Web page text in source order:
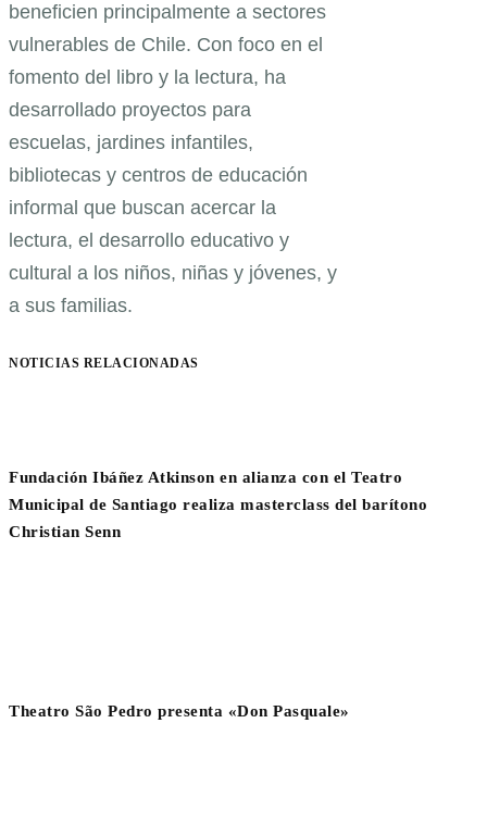
beneficien principalmente a sectores
vulnerables de Chile. Con foco en el
fomento del libro y la lectura, ha
desarrollado proyectos para
escuelas, jardines infantiles,
bibliotecas y centros de educación
informal que buscan acercar la
lectura, el desarrollo educativo y
cultural a los niños, niñas y jóvenes, y
a sus familias.
NOTICIAS RELACIONADAS
Fundación Ibáñez Atkinson en alianza con el Teatro
Municipal de Santiago realiza masterclass del barítono
Christian Senn
Theatro São Pedro presenta «Don Pasquale»